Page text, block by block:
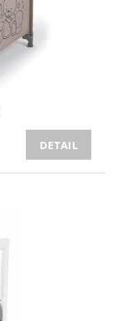
DETAIL